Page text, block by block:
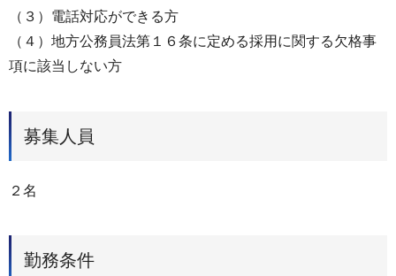
（３）電話対応ができる方
（４）地方公務員法第１６条に定める採用に関する欠格事
項に該当しない方
募集⼈員
２名
勤務条件